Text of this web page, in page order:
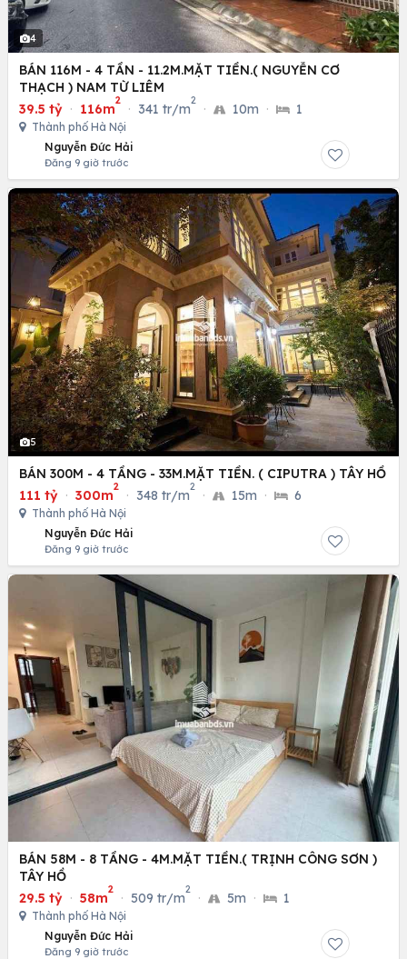
4
BÁN 116M - 4 TẦN - 11.2M.MẶT TIỀN.( NGUYỄN CƠ
THẠCH ) NAM TỪ LIÊM
39.5 tỷ · 116m
2
· 341 tr/m
2
· 10m · 1
Thành phố Hà Nội
Nguyễn Đức Hải
Đăng 9 giờ trước
5
BÁN 300M - 4 TẦNG - 33M.MẶT TIỀN. ( CIPUTRA ) TÂY HỒ
111 tỷ · 300m
2
· 348 tr/m
2
· 15m · 6
Thành phố Hà Nội
Nguyễn Đức Hải
Đăng 9 giờ trước
BÁN 58M - 8 TẦNG - 4M.MẶT TIỀN.( TRỊNH CÔNG SƠN )
TÂY HỒ
29.5 tỷ · 58m
2
· 509 tr/m
2
· 5m · 1
Thành phố Hà Nội
Nguyễn Đức Hải
Đăng 9 giờ trước